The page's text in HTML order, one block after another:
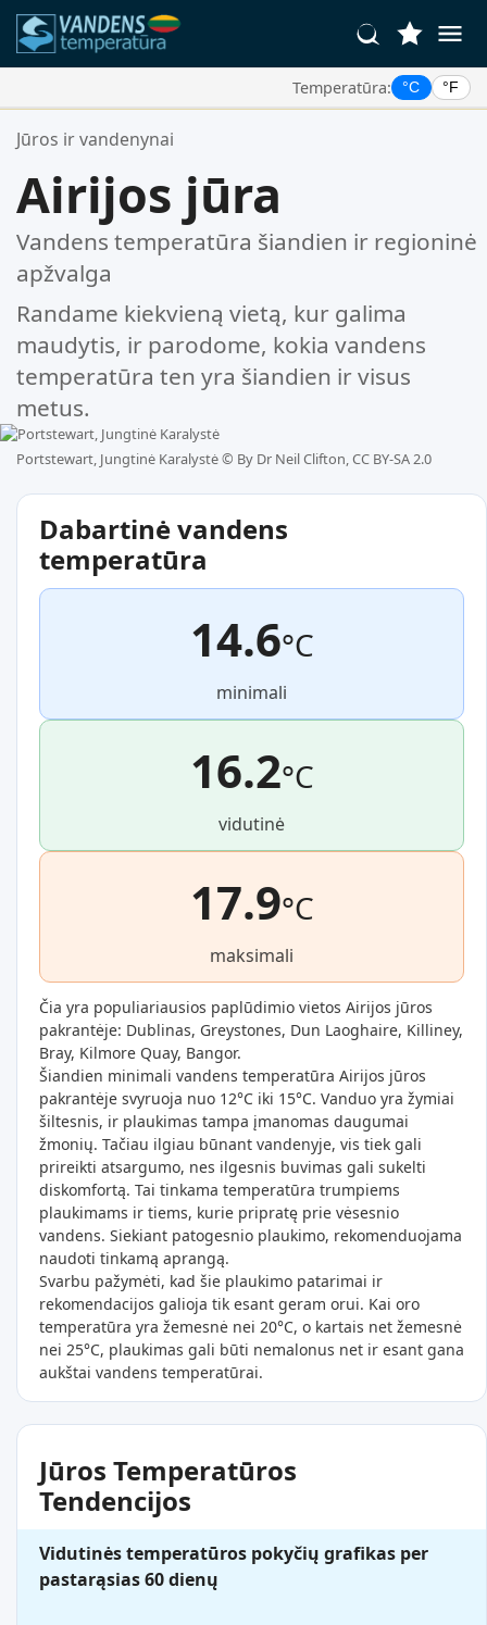
Temperatūra: °C °F
Jūsų Mėgstamiausios Vietos:
Jūros ir vandenynai
Airijos jūra
Vandens temperatūra šiandien ir regioninė
apžvalga
Randame kiekvieną vietą, kur galima
maudytis, ir parodome, kokia vandens
temperatūra ten yra šiandien ir visus
metus.
Portstewart, Jungtinė Karalystė © By Dr Neil Clifton, CC BY-SA 2.0
Dabartinė vandens
temperatūra
14.6°C
minimali
16.2°C
vidutinė
17.9°C
maksimali
Čia yra populiariausios paplūdimio vietos Airijos jūros
pakrantėje: Dublinas, Greystones, Dun Laoghaire, Killiney,
Bray, Kilmore Quay, Bangor.
Šiandien minimali vandens temperatūra Airijos jūros
pakrantėje svyruoja nuo 12°C iki 15°C. Vanduo yra žymiai
šiltesnis, ir plaukimas tampa įmanomas daugumai
žmonių. Tačiau ilgiau būnant vandenyje, vis tiek gali
prireikti atsargumo, nes ilgesnis buvimas gali sukelti
diskomfortą. Tai tinkama temperatūra trumpiems
plaukimams ir tiems, kurie pripratę prie vėsesnio
vandens. Siekiant patogesnio plaukimo, rekomenduojama
naudoti tinkamą aprangą.
Svarbu pažymėti, kad šie plaukimo patarimai ir
rekomendacijos galioja tik esant geram orui. Kai oro
temperatūra yra žemesnė nei 20°C, o kartais net žemesnė
nei 25°C, plaukimas gali būti nemalonus net ir esant gana
aukštai vandens temperatūrai.
Jūros Temperatūros
Tendencijos
Vidutinės temperatūros pokyčių grafikas per
pastarąsias 60 dienų